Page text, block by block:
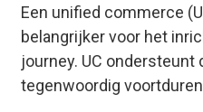
Een unified commerce
belangrijker voor het
journey. UC ondersteunt
tegenwoordig